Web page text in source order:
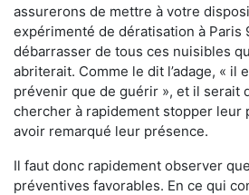
assurerons de mettre à votre
expérimenté de dératisation à Paris
débarrasser de tous ces nuisibles
abriterait. Comme le dit l’adage, « il
prévenir que de guérir », et il serait
chercher à rapidement stopper leur
avoir remarqué leur présence.
Il faut donc rapidement observer
préventives favorables. En ce qui